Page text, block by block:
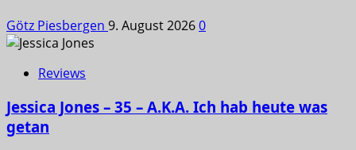
Götz Piesbergen 9. August 20260
Reviews
Jessica Jones – 35 – A.K.A. Ich hab heute was
getan